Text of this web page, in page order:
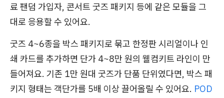
료 팬덤 가입자, 콘서트 굿즈 패키지 등에 같은 모듈을 그
대로 응용할 수 있어요.
굿즈 4~6종을 박스 패키지로 묶고 한정판 시리얼이나 인
쇄 카드를 추가하면 단가 4~8만 원의 웰컴키트 라인이 만
들어져요. 기존 1만 원대 굿즈가 단품 단위였다면, 박스 패
키지 형태는 객단가를 5배 이상 끌어올릴 수 있어요. POD